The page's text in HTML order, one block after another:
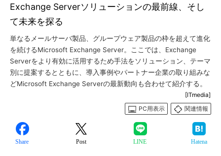
Exchange Serverソリューションの最前線、そし
て未来を探る
単なるメールサーバ製品、グループウェア製品の枠を超えて進化
を続けるMicrosoft Exchange Server。ここでは、Exchange
Serverをより有効に活用するため手法をソリューション、テーマ
別に提案するとともに、導入事例やパートナー企業の取り組みな
どMicrosoft Exchange Serverの最新動向も合わせて紹介する。
[ITmedia]
PC用表示
関連情報
Share Post LINE Hatena